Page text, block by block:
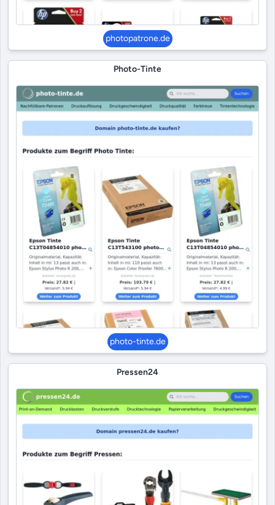
photopatrone.de
Photo-Tinte
photo-tinte.de
Pressen24